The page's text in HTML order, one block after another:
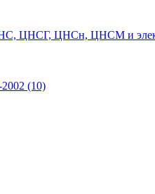
ЦНСГ, ЦНСн, ЦНСМ и
(10)